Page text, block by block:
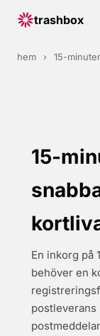
trashbox
hem › 15-
15-
En inkorg på
behöver en
postleverans